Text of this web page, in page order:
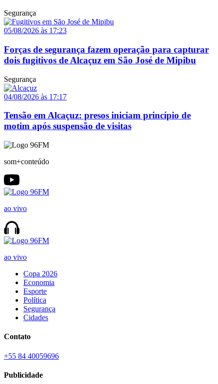
Segurança
05/08/2026 às 17:23
Forças de segurança fazem operação para capturar
dois fugitivos de Alcaçuz em São José de Mipibu
Segurança
04/08/2026 às 17:17
Tensão em Alcaçuz: presos iniciam princípio de
motim após suspensão de visitas
som+conteúdo
ao vivo
ao vivo
Copa 2026
Economia
Esporte
Política
Segurança
Cidades
Contato
+55 84 40059696
Publicidade